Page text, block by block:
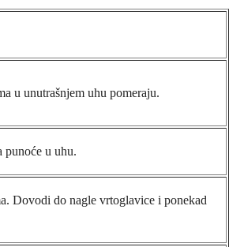
u unutrašnjem uhu pomeraju.
punoće u uhu.
Dovodi do nagle vrtoglavice i ponekad